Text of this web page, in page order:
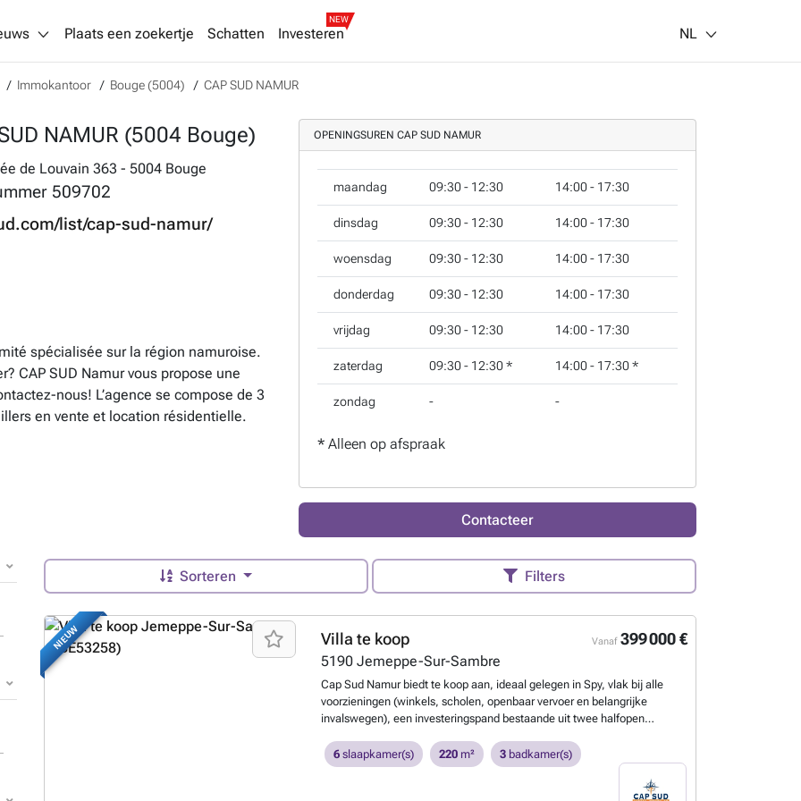
Plaats een zoekertje Schatten Investeren
NEW
NL
Immokantoor Bouge (5004) CAP SUD NAMUR
NAMUR (5004 Bouge)
de Louvain 363 - 5004 Bouge
509702
list/cap-sud-namur/
spécialisée sur la région namuroise.
CAP SUD Namur vous propose une
nous! L’agence se compose de 3
en vente et location résidentielle.
OPENINGSUREN CAP SUD NAMUR
maandag 09:30 - 12:30 14:00 - 17:30
dinsdag 09:30 - 12:30 14:00 - 17:30
woensdag 09:30 - 12:30 14:00 - 17:30
donderdag 09:30 - 12:30 14:00 - 17:30
vrijdag 09:30 - 12:30 14:00 - 17:30
zaterdag 09:30 - 12:30* 14:00 - 17:30*
zondag - -
* Alleen op afspraak
Contacteer
Sorteren Filters
NIEUW Vanaf 399 000 €
Villa te koop
5190 Jemeppe-Sur-Sambre
Cap Sud Namur biedt te koop aan, ideaal gelegen in Spy, vlak bij alle
voorzieningen (winkels, scholen, openbaar vervoer en belangrijke
invalswegen), een investeringspand bestaande uit twee halfopen
appartementen met twee slaapkamers, elk met een bewoonbare
oppervlakte van ongeveer 70 tot 75 m². Appartement 1D is momenteel
6slaapkamer(s) 220m² 3badkamer(s)